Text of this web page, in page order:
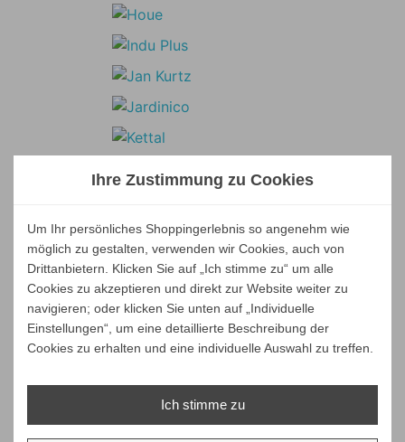
Ihre Zustimmung zu Cookies
Um Ihr persönliches Shoppingerlebnis so angenehm wie
möglich zu gestalten, verwenden wir Cookies, auch von
Drittanbietern. Klicken Sie auf „Ich stimme zu“ um alle
Cookies zu akzeptieren und direkt zur Website weiter zu
navigieren; oder klicken Sie unten auf „Individuelle
Einstellungen“, um eine detaillierte Beschreibung der
Cookies zu erhalten und eine individuelle Auswahl zu treffen.
Ich stimme zu